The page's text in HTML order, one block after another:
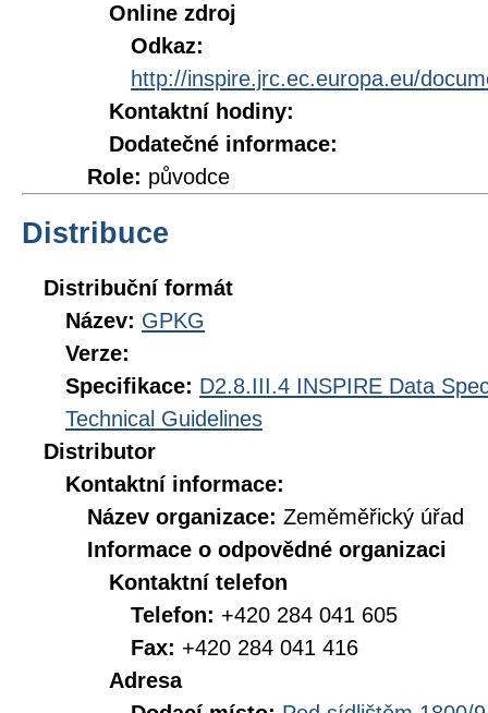
Online zdroj
Odkaz:
http://inspire.jrc.ec.europa.eu/
Kontaktní hodiny:
Dodatečné informace:
Role: původce
Distribuce
Distribuční formát
Název: GPKG
Verze:
Specifikace: D2.8.III.4 INSPIRE Data
Technical Guidelines
Distributor
Kontaktní informace:
Název organizace: Zeměměřický úřad
Informace o odpovědné organizaci
Kontaktní telefon
Telefon: +420 284 041 605
Fax: +420 284 041 416
Adresa